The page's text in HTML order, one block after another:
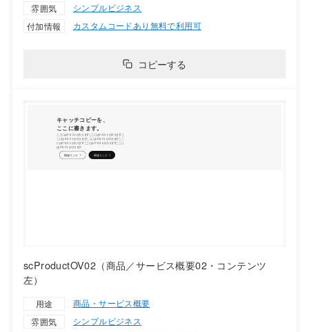
雰囲気
シンプルビジネス
付加情報
カスタムコードあり 無料で利用可
コピーする
scProductOV02（商品／サービス概要02・コンテンツ
左）
用途
商品・サービス概要
雰囲気
シンプルビジネス